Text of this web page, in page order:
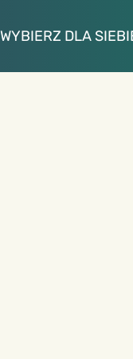
WYBIERZ DLA